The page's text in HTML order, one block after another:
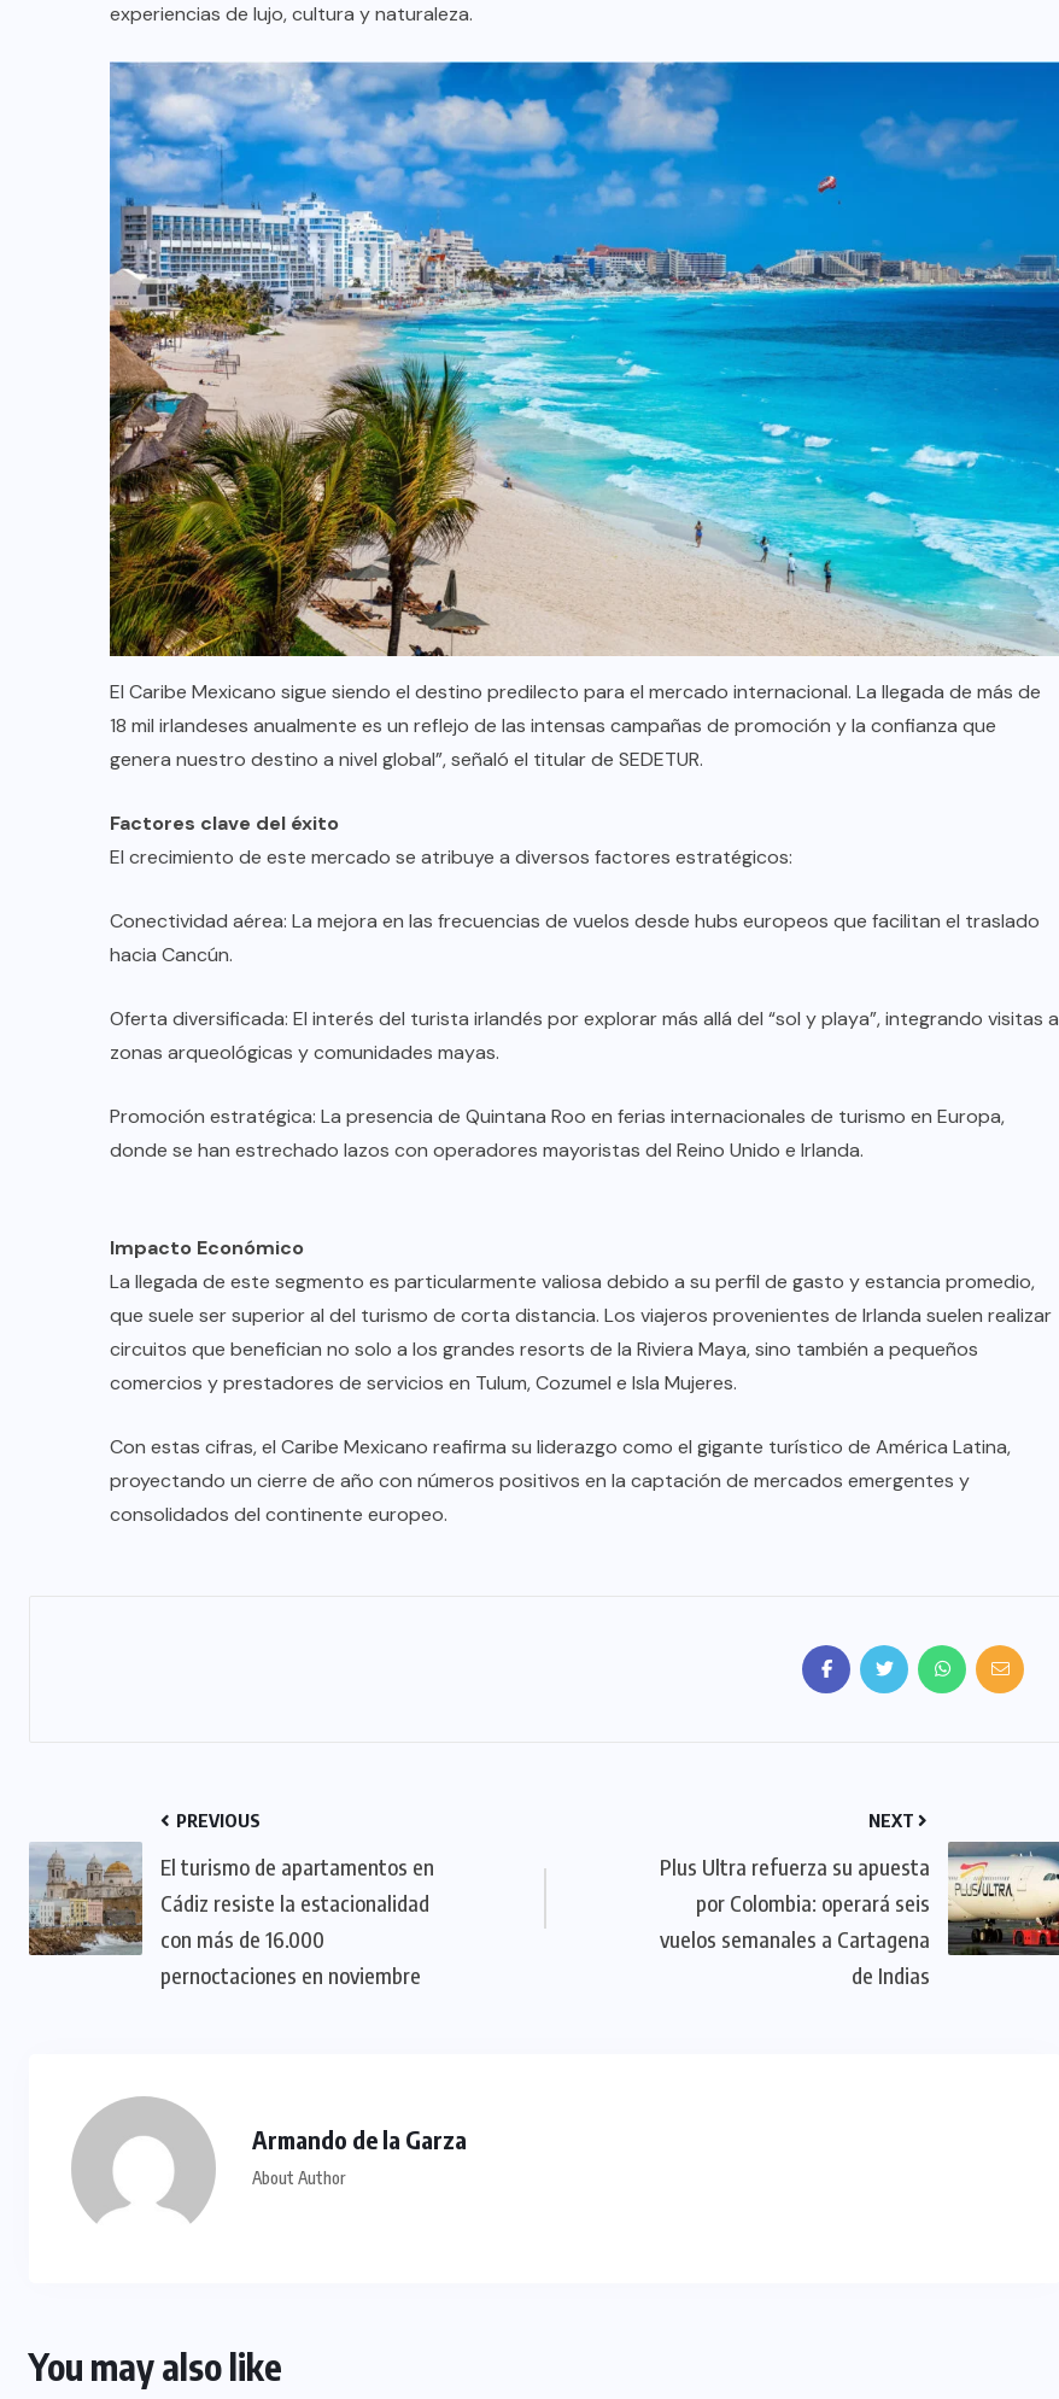
experiencias de lujo, cultura y naturaleza.
El Caribe Mexicano sigue siendo el destino predilecto para el mercado internacional. La llegada de más de
18 mil irlandeses anualmente es un reflejo de las intensas campañas de promoción y la confianza que
genera nuestro destino a nivel global”, señaló el titular de SEDETUR.
Factores clave del éxito
El crecimiento de este mercado se atribuye a diversos factores estratégicos:
Conectividad aérea: La mejora en las frecuencias de vuelos desde hubs europeos que facilitan el traslado
hacia Cancún.
Oferta diversificada: El interés del turista irlandés por explorar más allá del “sol y playa”, integrando visitas a
zonas arqueológicas y comunidades mayas.
Promoción estratégica: La presencia de Quintana Roo en ferias internacionales de turismo en Europa,
donde se han estrechado lazos con operadores mayoristas del Reino Unido e Irlanda.
Impacto Económico
La llegada de este segmento es particularmente valiosa debido a su perfil de gasto y estancia promedio,
que suele ser superior al del turismo de corta distancia. Los viajeros provenientes de Irlanda suelen realizar
circuitos que benefician no solo a los grandes resorts de la Riviera Maya, sino también a pequeños
comercios y prestadores de servicios en Tulum, Cozumel e Isla Mujeres.
Con estas cifras, el Caribe Mexicano reafirma su liderazgo como el gigante turístico de América Latina,
proyectando un cierre de año con números positivos en la captación de mercados emergentes y
consolidados del continente europeo.
PREVIOUS
El turismo de apartamentos en
Cádiz resiste la estacionalidad
con más de 16.000
pernoctaciones en noviembre
NEXT
Plus Ultra refuerza su apuesta
por Colombia: operará seis
vuelos semanales a Cartagena
de Indias
Armando de la Garza
About Author
You may also like
COLABORADORES MÉXICO
NOTICIAS
EL FIN DEL MILAGRO BOHEMIO:
TULUM EN BANCARROTA
TURÍSTICA POR ABUSOS Y FALTA
DE PLANEACIÓN
JUNIO 24, 2026
BRAZIL COLABORADORES
INTERNACIONAL NOTICIAS
El mandolinista brasileño Hamilton
de Holanda presenta el video
oficial de “Mono no Aware”, una
de las obras más emblemáticas de
su nuevo álbum “Nova”.
JULIO 30, 2026